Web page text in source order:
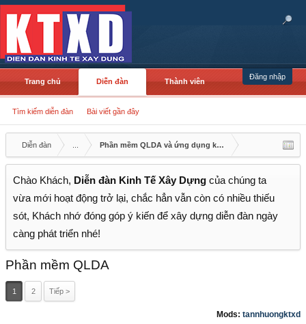
Đăng nhập
Trang chủ Diễn đàn
Tìm kiếm diễn đàn Bài viết gần đây
Thành viên
Diễn đàn Phần mềm QLDA và ứng dụng khác
Chào Khách, Diễn đàn Kinh Tế Xây Dựng của chúng ta
vừa mới hoạt động trở lại, chắc hẳn vẫn còn có nhiều thiếu
sót, Khách nhớ đóng góp ý kiến để xây dựng diễn đàn ngày
càng phát triển nhé!
Phần mềm QLDA
1 2 Tiếp >
Mods: tannhuongktxd